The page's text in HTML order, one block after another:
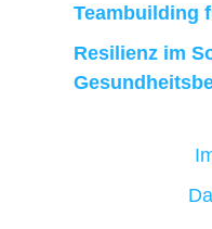
Teambuilding
Resilienz im